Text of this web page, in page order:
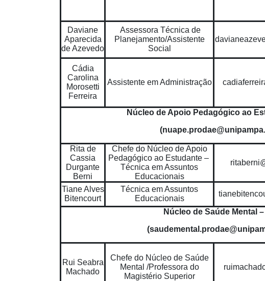
Daviane
Aparecida
de Azevedo
Assessora Técnica de
Planejamento/Assistente
Social
Cádia
Carolina
Morosetti
Ferreira
Assistente em Administração
Núcleo de Apoio Pedagógico ao
Rita de
Cassia
Durgante
Berni
Chefe do Núcleo de Apoio
Pedagógico ao Estudante –
Técnica em Assuntos
Educacionais
Tiane Alves
Bitencourt
Técnica em Assuntos
Educacionais
Núcleo de Saúde Mental –
Rui Seabra
Machado
Chefe do Núcleo de Saúde
Mental /Professora do
Magistério Superior